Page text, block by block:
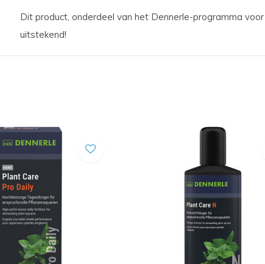
Dit product, onderdeel van het Dennerle-programma
uitstekend!